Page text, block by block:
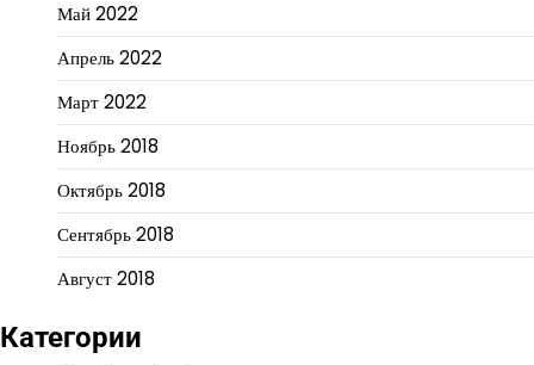
Май 2022
Апрель 2022
Март 2022
Ноябрь 2018
Октябрь 2018
Сентябрь 2018
Август 2018
Категории